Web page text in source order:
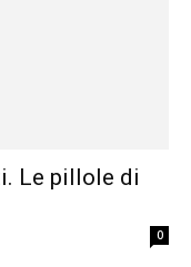
Le pillole di
0